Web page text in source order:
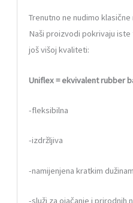
Trenutno ne nudimo
Naši proizvodi pokrivaju
još višoj kvaliteti:
Uniflex = ekvivalent rubber
-fleksibilna
-izdržljiva
-namijenjena kratkim
-služi za ojačanje i prirodnih